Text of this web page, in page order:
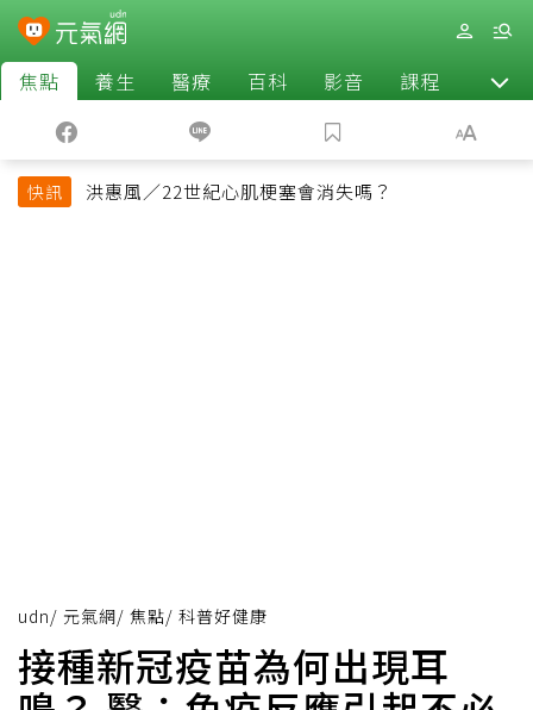
焦點 養生 醫療 百科 影音 課程 退休
快訊 洪惠風／22世紀心肌梗塞會消失嗎？
udn/ 元氣網/ 焦點/ 科普好健康
接種新冠疫苗為何出現耳